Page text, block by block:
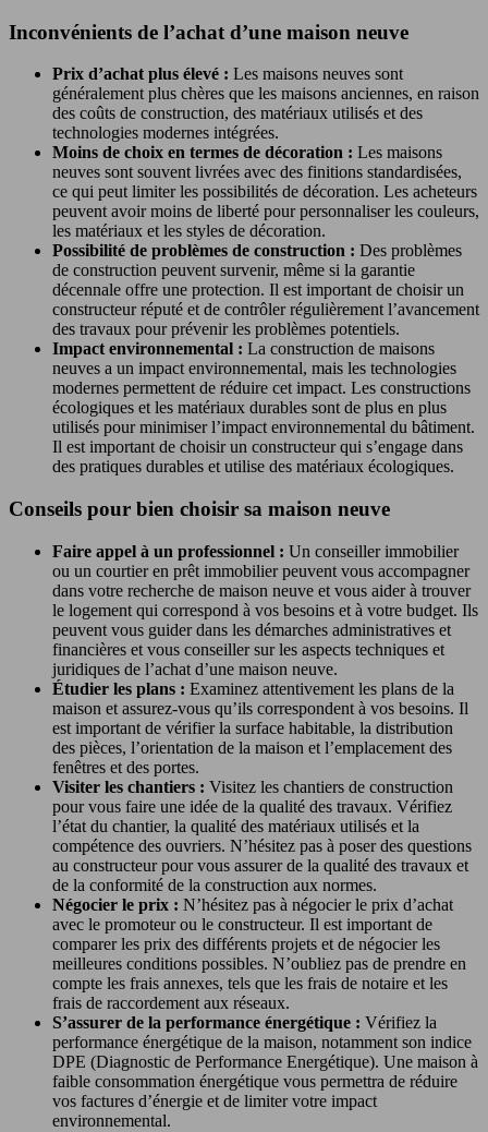
Inconvénients de l’achat d’une maison neuve
Prix d’achat plus élevé : Les maisons neuves sont
généralement plus chères que les maisons anciennes, en raison
des coûts de construction, des matériaux utilisés et des
technologies modernes intégrées.
Moins de choix en termes de décoration : Les maisons
neuves sont souvent livrées avec des finitions standardisées,
ce qui peut limiter les possibilités de décoration. Les acheteurs
peuvent avoir moins de liberté pour personnaliser les couleurs,
les matériaux et les styles de décoration.
Possibilité de problèmes de construction : Des problèmes
de construction peuvent survenir, même si la garantie
décennale offre une protection. Il est important de choisir un
constructeur réputé et de contrôler régulièrement l’avancement
des travaux pour prévenir les problèmes potentiels.
Impact environnemental : La construction de maisons
neuves a un impact environnemental, mais les technologies
modernes permettent de réduire cet impact. Les constructions
écologiques et les matériaux durables sont de plus en plus
utilisés pour minimiser l’impact environnemental du bâtiment.
Il est important de choisir un constructeur qui s’engage dans
des pratiques durables et utilise des matériaux écologiques.
Conseils pour bien choisir sa maison neuve
Faire appel à un professionnel : Un conseiller immobilier
ou un courtier en prêt immobilier peuvent vous accompagner
dans votre recherche de maison neuve et vous aider à trouver
le logement qui correspond à vos besoins et à votre budget. Ils
peuvent vous guider dans les démarches administratives et
financières et vous conseiller sur les aspects techniques et
juridiques de l’achat d’une maison neuve.
Étudier les plans : Examinez attentivement les plans de la
maison et assurez-vous qu’ils correspondent à vos besoins. Il
est important de vérifier la surface habitable, la distribution
des pièces, l’orientation de la maison et l’emplacement des
fenêtres et des portes.
Visiter les chantiers : Visitez les chantiers de construction
pour vous faire une idée de la qualité des travaux. Vérifiez
l’état du chantier, la qualité des matériaux utilisés et la
compétence des ouvriers. N’hésitez pas à poser des questions
au constructeur pour vous assurer de la qualité des travaux et
de la conformité de la construction aux normes.
Négocier le prix : N’hésitez pas à négocier le prix d’achat
avec le promoteur ou le constructeur. Il est important de
comparer les prix des différents projets et de négocier les
meilleures conditions possibles. N’oubliez pas de prendre en
compte les frais annexes, tels que les frais de notaire et les
frais de raccordement aux réseaux.
S’assurer de la performance énergétique : Vérifiez la
performance énergétique de la maison, notamment son indice
DPE (Diagnostic de Performance Energétique). Une maison à
faible consommation énergétique vous permettra de réduire
vos factures d’énergie et de limiter votre impact
environnemental.